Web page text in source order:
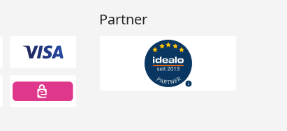
Partner